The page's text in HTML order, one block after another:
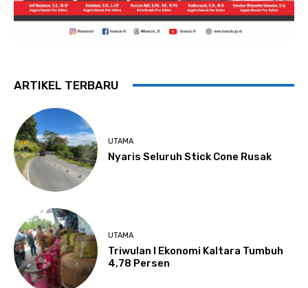
ARTIKEL TERBARU
UTAMA
Nyaris Seluruh Stick Cone Rusak
UTAMA
Triwulan I Ekonomi Kaltara Tumbuh
4,78 Persen